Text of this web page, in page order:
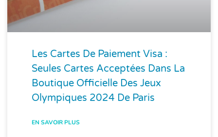
Les Cartes De Paiement Visa :
Seules Cartes Acceptées Dans La
Boutique Officielle Des Jeux
Olympiques 2024 De Paris
EN SAVOIR PLUS